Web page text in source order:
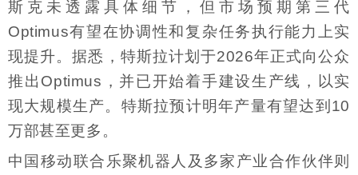
斯克未透露具体细节，但市场预期第三代
Optimus有望在协调性和复杂任务执行能力上实
现提升。据悉，特斯拉计划于2026年正式向公众
推出Optimus，并已开始着手建设生产线，以实
现大规模生产。特斯拉预计明年产量有望达到10
万部甚至更多。
中国移动联合乐聚机器人及多家产业合作伙伴则